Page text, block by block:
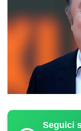
Seguici